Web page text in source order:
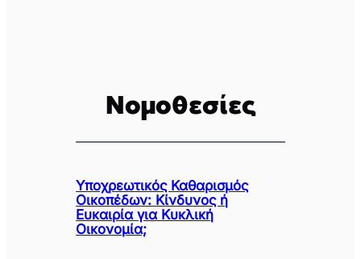
Νομοθεσίες
Υποχρεωτικός Καθαρισμός
Οικοπέδων: Κίνδυνος ή
Ευκαιρία για Κυκλική
Οικονομία;